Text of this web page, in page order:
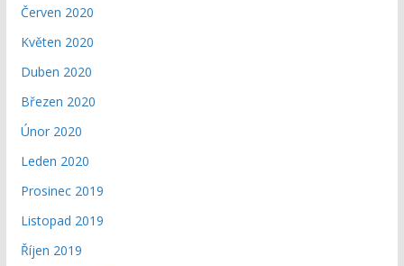
Červen 2020
Květen 2020
Duben 2020
Březen 2020
Únor 2020
Leden 2020
Prosinec 2019
Listopad 2019
Říjen 2019